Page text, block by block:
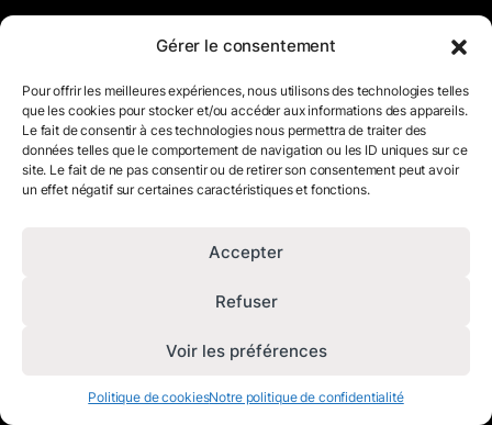
Gérer le consentement
Pour offrir les meilleures expériences, nous utilisons des technologies telles
que les cookies pour stocker et/ou accéder aux informations des appareils.
Le fait de consentir à ces technologies nous permettra de traiter des
données telles que le comportement de navigation ou les ID uniques sur ce
site. Le fait de ne pas consentir ou de retirer son consentement peut avoir
un effet négatif sur certaines caractéristiques et fonctions.
Accepter
Refuser
Voir les préférences
Politique de cookiesNotre politique de confidentialité